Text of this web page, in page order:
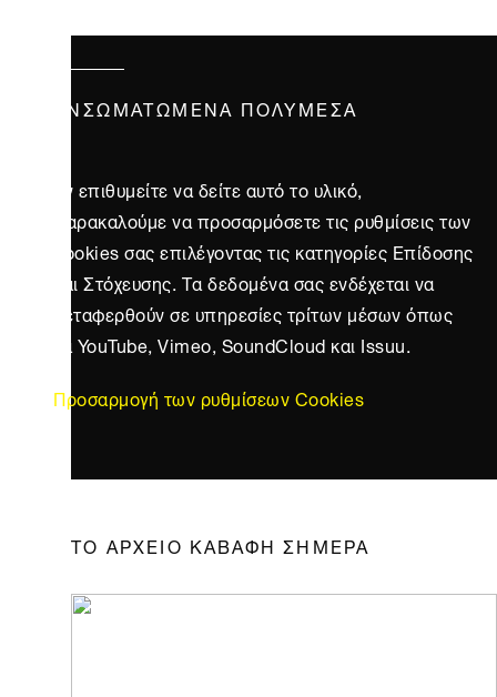
ΕΝΣΩΜΑΤΩΜΈΝΑ ΠΟΛΥΜΈΣΑ
Αν επιθυμείτε να δείτε αυτό το υλικό,
παρακαλούμε να προσαρμόσετε τις ρυθμίσεις των
cookies σας επιλέγοντας τις κατηγορίες Επίδοσης
και Στόχευσης. Τα δεδομένα σας ενδέχεται να
μεταφερθούν σε υπηρεσίες τρίτων μέσων όπως
τα YouTube, Vimeo, SoundCloud και Issuu.
Προσαρμογή των ρυθμίσεων Cookies
ΤΟ ΑΡΧΕΙΟ ΚΑΒΑΦΗ ΣΗΜΕΡΑ